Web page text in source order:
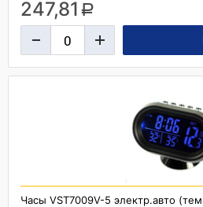
247,81 a
Часы VST7009V-5 электр.авто